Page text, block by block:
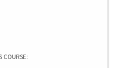
COURSE: